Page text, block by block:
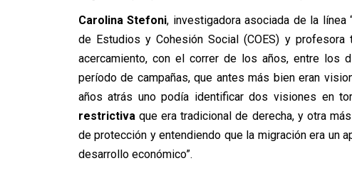
Carolina Stefoni, investigadora asociada de la línea
de Estudios y Cohesión Social (COES) y
acercamiento, con el correr de los años, entre los
período de campañas, que antes más bien eran
años atrás uno podía identificar dos visiones en
restrictivaque era tradicional de derecha, y otra
de protección y entendiendo que la migración era un
desarrollo económico”.